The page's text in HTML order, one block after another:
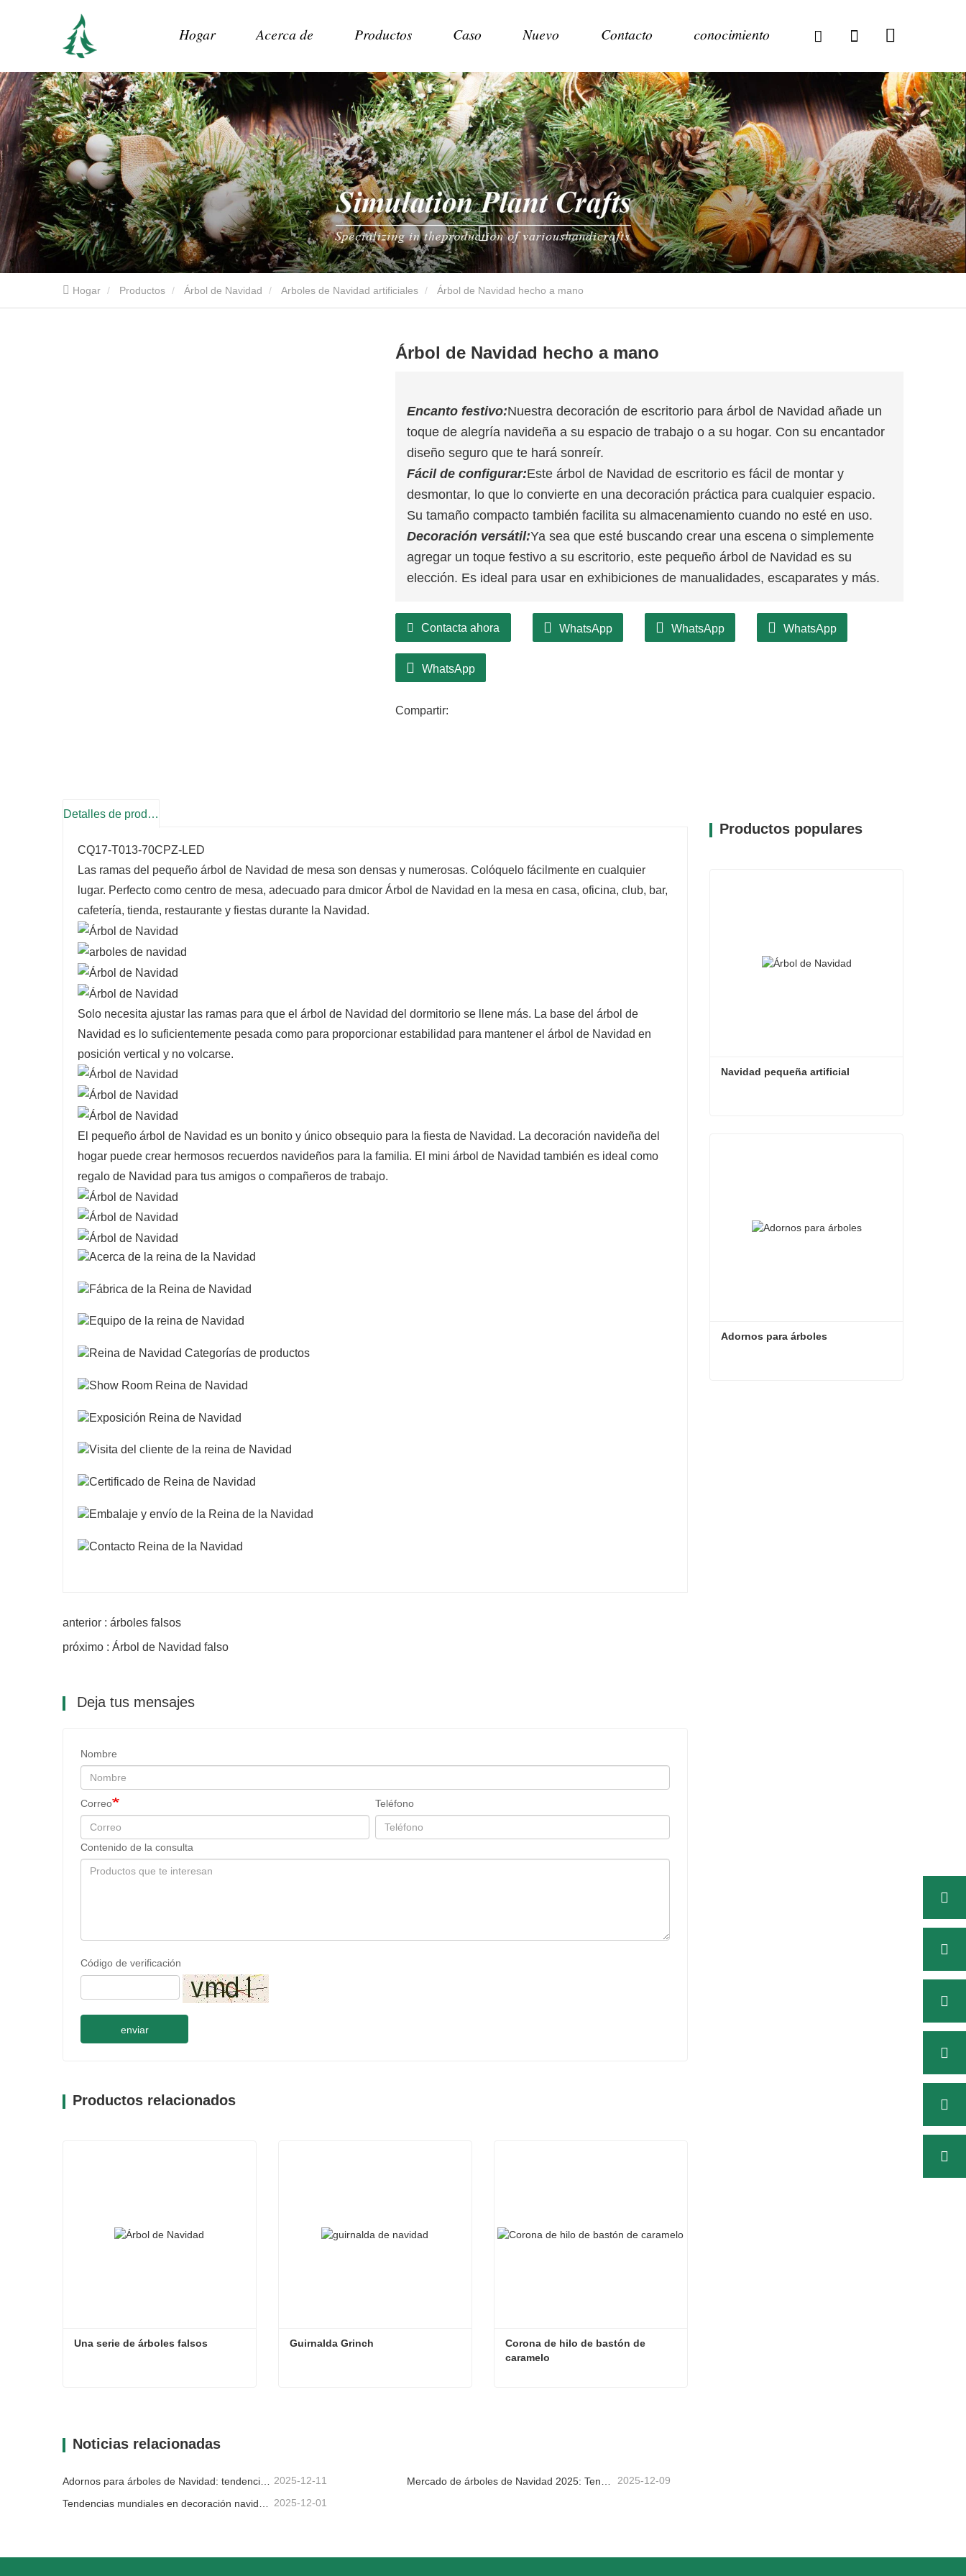
Hogar Acerca de Productos Caso Nuevo Contacto conocimiento
Hogar Productos Árbol de Navidad Arboles de Navidad artificiales Árbol de Navidad hecho a mano
Árbol de Navidad hecho a mano
Encanto festivo:Nuestra decoración de escritorio para árbol de Navidad añade un
toque de alegría navideña a su espacio de trabajo o a su hogar. Con su encantador
diseño seguro que te hará sonreír.
Fácil de configurar:Este árbol de Navidad de escritorio es fácil de montar y
desmontar, lo que lo convierte en una decoración práctica para cualquier espacio.
Su tamaño compacto también facilita su almacenamiento cuando no esté en uso.
Decoración versátil:Ya sea que esté buscando crear una escena o simplemente
agregar un toque festivo a su escritorio, este pequeño árbol de Navidad es su
elección. Es ideal para usar en exhibiciones de manualidades, escaparates y más.
Contacta ahora WhatsApp WhatsApp WhatsApp
WhatsApp
Compartir:
Detalles de producto
CQ17-T013-70CPZ-LED
Las ramas del pequeño árbol de Navidad de mesa son densas y numerosas. Colóquelo fácilmente en cualquier
lugar. Perfecto como centro de mesa, adecuado para dmicor Árbol de Navidad en la mesa en casa, oficina, club, bar,
cafetería, tienda, restaurante y fiestas durante la Navidad.
Solo necesita ajustar las ramas para que el árbol de Navidad del dormitorio se llene más. La base del árbol de
Navidad es lo suficientemente pesada como para proporcionar estabilidad para mantener el árbol de Navidad en
posición vertical y no volcarse.
El pequeño árbol de Navidad es un bonito y único obsequio para la fiesta de Navidad. La decoración navideña del
hogar puede crear hermosos recuerdos navideños para la familia. El mini árbol de Navidad también es ideal como
regalo de Navidad para tus amigos o compañeros de trabajo.
anterior : árboles falsos
próximo : Árbol de Navidad falso
Deja tus mensajes
Nombre
Correo Teléfono
Contenido de la consulta
Código de verificación
enviar
Productos relacionados
Una serie de árboles falsos Guirnalda Grinch
Corona de hilo de bastón de
caramelo
Noticias relacionadas
2025-12-11 2025-12-09
Tendencias mundiales en decoración navideña y por qué Christmas Queen sigue liderando el mercado 2025-12-01
Productos populares
Navidad pequeña artificial
Adornos para árboles